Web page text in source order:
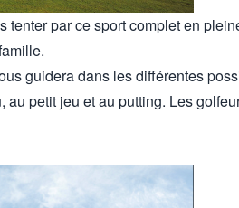
par ce sport complet en
guidera dans les différentes
petit jeu et au putting. Les